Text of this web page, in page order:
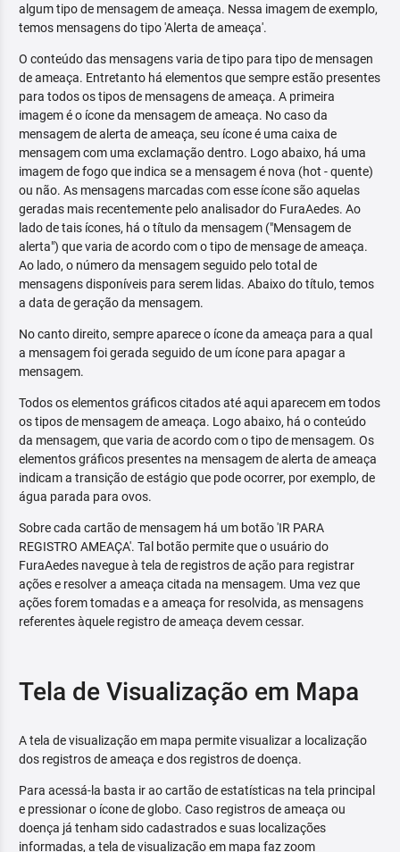
algum tipo de mensagem de ameaça. Nessa imagem de exemplo,
temos mensagens do tipo 'Alerta de ameaça'.
O conteúdo das mensagens varia de tipo para tipo de mensagen
de ameaça. Entretanto há elementos que sempre estão presentes
para todos os tipos de mensagens de ameaça. A primeira
imagem é o ícone da mensagem de ameaça. No caso da
mensagem de alerta de ameaça, seu ícone é uma caixa de
mensagem com uma exclamação dentro. Logo abaixo, há uma
imagem de fogo que indica se a mensagem é nova (hot - quente)
ou não. As mensagens marcadas com esse ícone são aquelas
geradas mais recentemente pelo analisador do FuraAedes. Ao
lado de tais ícones, há o título da mensagem ("Mensagem de
alerta") que varia de acordo com o tipo de mensage de ameaça.
Ao lado, o número da mensagem seguido pelo total de
mensagens disponíveis para serem lidas. Abaixo do título, temos
a data de geração da mensagem.
No canto direito, sempre aparece o ícone da ameaça para a qual
a mensagem foi gerada seguido de um ícone para apagar a
mensagem.
Todos os elementos gráficos citados até aqui aparecem em todos
os tipos de mensagem de ameaça. Logo abaixo, há o conteúdo
da mensagem, que varia de acordo com o tipo de mensagem. Os
elementos gráficos presentes na mensagem de alerta de ameaça
indicam a transição de estágio que pode ocorrer, por exemplo, de
água parada para ovos.
Sobre cada cartão de mensagem há um botão 'IR PARA
REGISTRO AMEAÇA'. Tal botão permite que o usuário do
FuraAedes navegue à tela de registros de ação para registrar
ações e resolver a ameaça citada na mensagem. Uma vez que
ações forem tomadas e a ameaça for resolvida, as mensagens
referentes àquele registro de ameaça devem cessar.
Tela de Visualização em Mapa
A tela de visualização em mapa permite visualizar a localização
dos registros de ameaça e dos registros de doença.
Para acessá-la basta ir ao cartão de estatísticas na tela principal
e pressionar o ícone de globo. Caso registros de ameaça ou
doença já tenham sido cadastrados e suas localizações
informadas, a tela de visualização em mapa faz zoom